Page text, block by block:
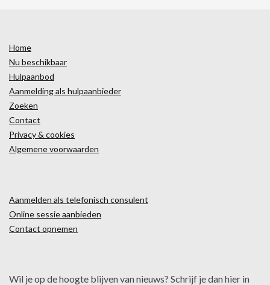
Home
Nu beschikbaar
Hulpaanbod
Aanmelding als hulpaanbieder
Zoeken
Contact
Privacy & cookies
Algemene voorwaarden
Aanmelden als telefonisch consulent
Online sessie aanbieden
Contact opnemen
Wil je op de hoogte blijven van nieuws? Schrijf je dan hier in